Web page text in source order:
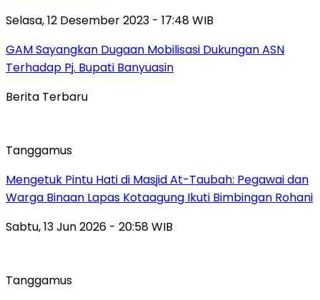
Selasa, 12 Desember 2023 - 17:48 WIB
GAM Sayangkan Dugaan Mobilisasi Dukungan ASN
Terhadap Pj. Bupati Banyuasin
Berita Terbaru
Tanggamus
Mengetuk Pintu Hati di Masjid At-Taubah: Pegawai dan
Warga Binaan Lapas Kotaagung Ikuti Bimbingan Rohani
Sabtu, 13 Jun 2026 - 20:58 WIB
Tanggamus